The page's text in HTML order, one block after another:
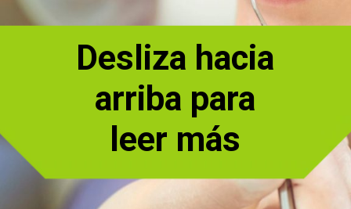
Desliza hacia
arriba para
leer más